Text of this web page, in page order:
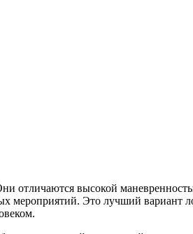
отличаются высокой
мероприятий. Это лучший вариант